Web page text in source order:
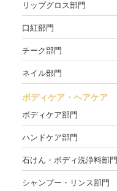
リップグロス部門
口紅部門
チーク部門
ネイル部門
ボディケア・ヘアケア
ボディケア部門
ハンドケア部門
石けん・ボディ洗浄料部門
シャンプー・リンス部門